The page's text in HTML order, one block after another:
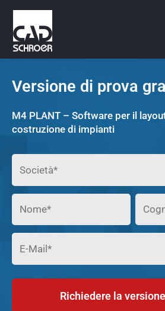
Vai
contenuto
Versione di prova
M4 PLANT – Software per il
costruzione di impianti
Richiedere la